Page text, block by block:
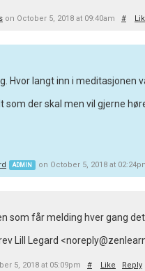
on October 5, 2018 at 09:40am #
Hvor langt inn i meditasjonen
som der skal men vil gjerne
ADMIN on October 5, 2018 at
som får melding hver gang
Lill Legard
5, 2018 at 05:09pm # Like Reply